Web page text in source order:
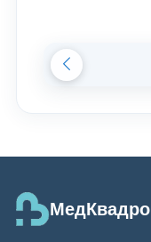
МедКвадро